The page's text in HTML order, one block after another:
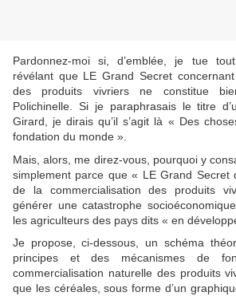
Pardonnez-moi si, d’emblée, je tue
révélant que LE Grand Secret
des produits vivriers ne constitue
Polichinelle. Si je paraphrasais le titre
Girard, je dirais qu’il s’agit là « Des
fondation du monde ».
Mais, alors, me direz-vous, pourquoi y
simplement parce que « LE Grand Secret
de la commercialisation des produits
générer une catastrophe
les agriculteurs des pays dits « en
Je propose, ci-dessous, un schéma
principes et des mécanismes de
commercialisation naturelle des produits
que les céréales, sous forme d’un